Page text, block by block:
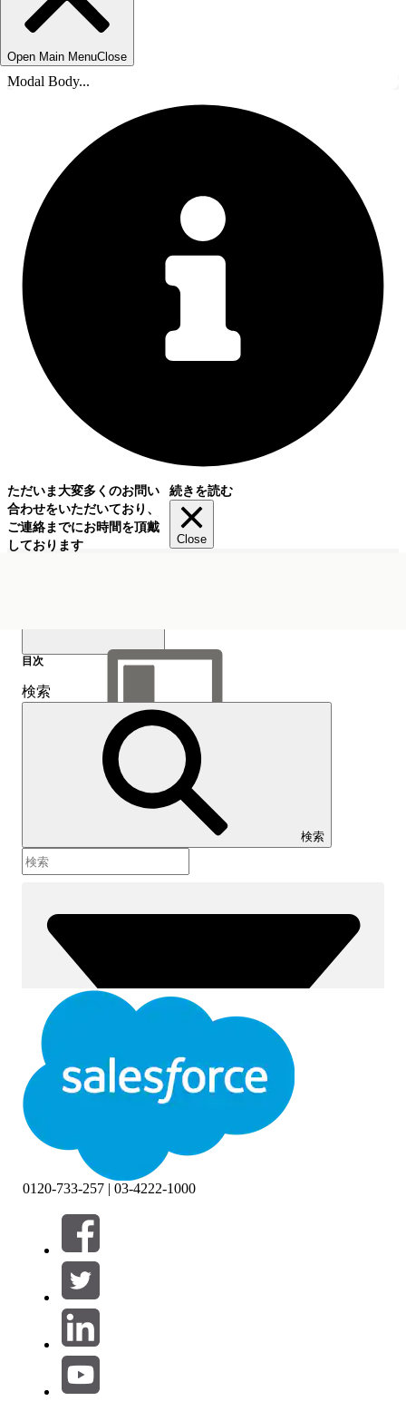
Open Main MenuClose
Modal Body...
ただいま大変多くのお問い
合わせをいただいており、
ご連絡までにお時間を頂戴
しております
続きを読む
Close
目次を表示
目次
検索
検索
絞り込み条件 (0)
絞り込み条件を選択
製品エリア
0120-733-257 | 03-4222-1000